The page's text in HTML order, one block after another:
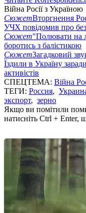
Війна Росії з Україною
СюжетВторгнення
УЧХ повідомив про
Сюжет"Полювати на
боротись з балістикою
СюжетЗагадковий
Їздили в Україну
активістів
СПЕЦТЕМА: Війна
ТЕГИ: Россия,
экспорт, зерно
Якщо ви помітили
натисніть Ctrl + Enter,